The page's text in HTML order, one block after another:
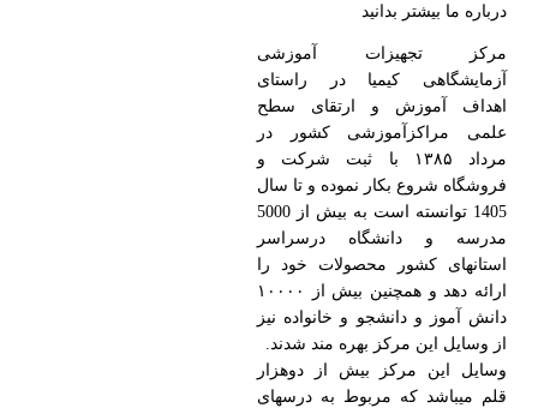
درباره ما بیشتر بدانید
مرکز تجهیزات آموزشی
آزمایشگاهی کیمیا در راستای
اهداف آموزش و ارتقای سطح
علمی مراکزآموزشی کشور در
مرداد ۱۳۸۵ با ثبت شرکت و
فروشگاه شروع بکار نموده و تا سال
1405 توانسته است به بیش از 5000
مدرسه و دانشگاه درسراسر
استانهای کشور محصولات خود را
ارائه دهد و همچنین بیش از ۱۰۰۰۰
دانش آموز و دانشجو و خانواده نیز
از وسایل این مرکز بهره مند شدند.
وسایل این مرکز بیش از دوهزار
قلم میباشد که مربوط به درسهای